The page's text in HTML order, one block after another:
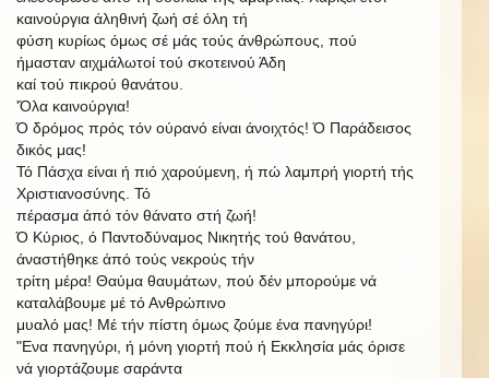
καινούργια άληθινή ζωή σέ όλη τή
φύση κυρίως όμως σέ μάς τούς άνθρώπους, πού
ήμασταν αιχμάλωτοί τού σκοτεινού Άδη
καί τού πικρού θανάτου.
'Όλα καινούργια!
Ό δρόμος πρός τόν ούρανό είναι άνοιχτός! Ό Παράδεισος
δικός μας!
Τό Πάσχα είναι ή πιό χαρούμενη, ή πώ λαμπρή γιορτή τής
Χριστιανοσύνης. Τό
πέρασμα άπό τόν θάνατο στή ζωή!
Ό Κύριος, ό Παντοδύναμος Νικητής τού θανάτου,
άναστήθηκε άπό τούς νεκρούς τήν
τρίτη μέρα! Θαύμα θαυμάτων, πού δέν μπορούμε νά
καταλάβουμε μέ τό Ανθρώπινο
μυαλό μας! Μέ τήν πίστη όμως ζούμε ένα πανηγύρι!
"Ενα πανηγύρι, ή μόνη γιορτή πού ή Εκκλησία μάς όρισε
νά γιορτάζουμε σαράντα